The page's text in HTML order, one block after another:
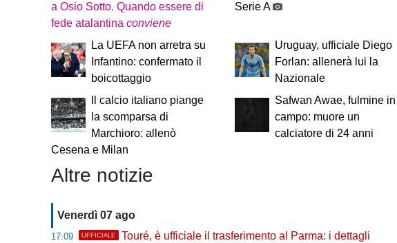
a Osio Sotto. Quando essere di
fede atalantinaconviene
Serie A
La UEFA non arretra su
Infantino: confermato il
boicottaggio
Uruguay, ufficiale Diego
Forlan: allenerà lui la
Nazionale
Il calcio italiano piange
la scomparsa di
Marchioro: allenò
Cesena e Milan
Safwan Awae, fulmine in
campo: muore un
calciatore di 24 anni
Altre notizie
Venerdì 07 ago
17:09 UFFICIALE Touré, è ufficiale il trasferimento al Parma: i dettagli